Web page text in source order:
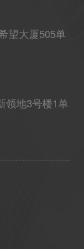
望大厦505单
领地3号楼1单